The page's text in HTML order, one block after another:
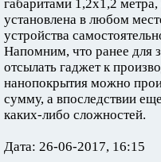
габаритами 1,2х1,2
установлена в любом
устройства
Напомним, что ранее для
отсылать гаджет к
нанопокрытия можно
сумму, а впоследствии
каких-либо сложностей.
Дата: 26-06-2017, 16:15